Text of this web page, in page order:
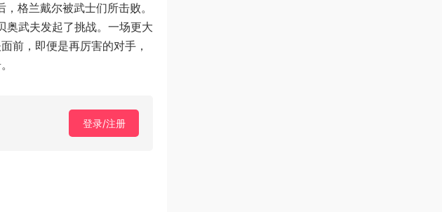
格兰戴尔被武士们所击败。
奥武夫发起了挑战。一场更大
前，即便是再厉害的对手，
登录/注册